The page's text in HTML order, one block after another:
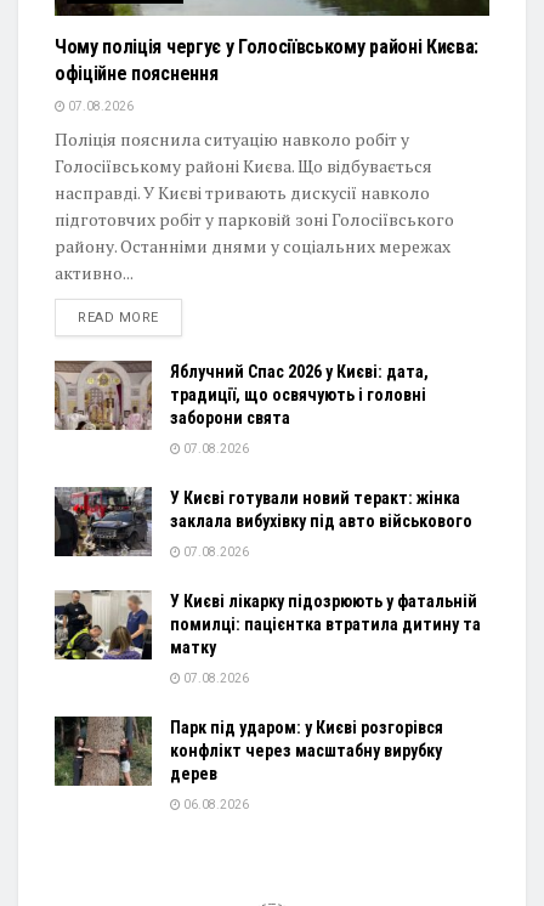
Чому поліція чергує у Голосіївському районі Києва:
офіційне пояснення
07.08.2026
Поліція пояснила ситуацію навколо робіт у
Голосіївському районі Києва. Що відбувається
насправді. У Києві тривають дискусії навколо
підготовчих робіт у парковій зоні Голосіївського
району. Останніми днями у соціальних мережах
активно...
READ MOREDETAILS
Яблучний Спас 2026 у Києві: дата,
традиції, що освячують і головні
заборони свята
07.08.2026
У Києві готували новий теракт: жінка
заклала вибухівку під авто військового
07.08.2026
У Києві лікарку підозрюють у фатальній
помилці: пацієнтка втратила дитину та
матку
07.08.2026
Парк під ударом: у Києві розгорівся
конфлікт через масштабну вирубку
дерев
06.08.2026